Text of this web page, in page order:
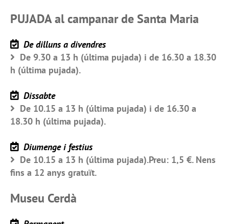
PUJADA al campanar de Santa Maria
De dilluns a divendres
De 9.30 a 13 h (última pujada) i de 16.30 a 18.30
h (última pujada).
Dissabte
De 10.15 a 13 h (última pujada) i de 16.30 a
18.30 h (última pujada).
Diumenge i festius
De 10.15 a 13 h (última pujada).Preu: 1,5 €. Nens
fins a 12 anys gratuït.
Museu Cerdà